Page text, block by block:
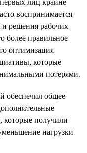
воспринимается
и решения рабочих
более правильное
оптимизация
которые
потерями.
обеспечил общее
которые получили
нагрузки